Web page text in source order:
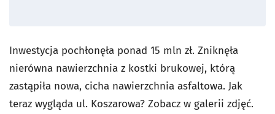
Inwestycja pochłonęła ponad 15 mln zł. Zniknęła
nierówna nawierzchnia z kostki brukowej, którą
zastąpiła nowa, cicha nawierzchnia asfaltowa. Jak
teraz wygląda ul. Koszarowa? Zobacz w galerii zdjęć.